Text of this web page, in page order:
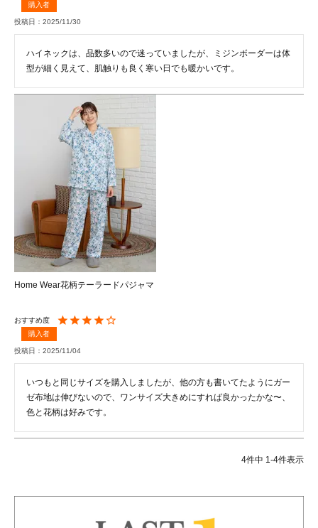
購入者
投稿日 2025/11/30
ハイネックは、品数多いので迷っていましたが、ミジンボーダーは体
型が細く見えて、肌触りも良く寒い日でも暖かいです。
Home Wear花柄テーラードパジャマ
購入者
投稿日 2025/11/04
いつもと同じサイズを購入しましたが、他の方も書いてたようにガー
ゼ布地は伸びないので、ワンサイズ大きめにすれば良かったかな〜、
色と花柄は好みです。
4件中 1-4件表示